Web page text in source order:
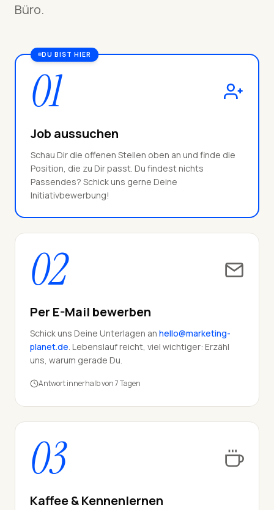
Büro.
DU BIST HIER
01
Job aussuchen
Schau Dir die offenen Stellen oben an und finde die
Position, die zu Dir passt. Du findest nichts
Passendes? Schick uns gerne Deine
Initiativbewerbung!
02
Per E-Mail bewerben
Schick uns Deine Unterlagen an hello@marketing-
planet.de. Lebenslauf reicht, viel wichtiger: Erzähl
uns, warum gerade Du.
Antwort innerhalb von 7 Tagen
03
Kaffee & Kennenlernen